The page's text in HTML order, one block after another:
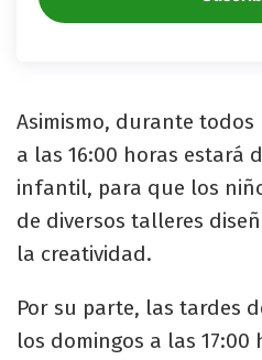
Asimismo, durante todos
a las 16:00 horas estará
infantil, para que los
de diversos talleres
la creatividad.
Por su parte, las tardes
los domingos a las